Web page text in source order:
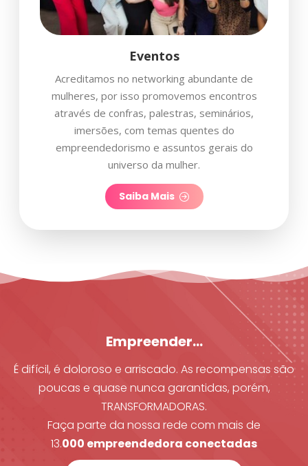
Eventos
Acreditamos no networking abundante de
mulheres, por isso promovemos encontros
através de confras, palestras, seminários,
imersões, com temas quentes do
empreendedorismo e assuntos gerais do
universo da mulher.
Saiba Mais
Empreender…
É difícil, é doloroso e arriscado. As recompensas são
poucas e quase nunca garantidas, porém,
TRANSFORMADORAS.
Faça parte da nossa rede com mais de
13.000 empreendedora conectadas